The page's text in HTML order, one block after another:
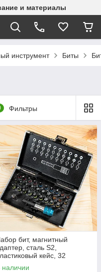
и материалы
инструмент Биты
Фильтры
бит, магнитный
сталь S2,
кейс, 32
Gross
наличии